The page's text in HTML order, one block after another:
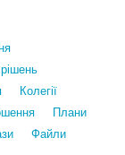
Колегії
Плани
Файли